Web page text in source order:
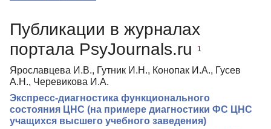
Публикации в журналах
портала PsyJournals.ru
1
Ярославцева И.В., Гутник И.Н., Конопак И.А., Гусев
А.Н., Черевикова И.А.
Экспресс-диагностика функционального
состояния ЦНС (на примере диагностики ФС ЦНС
учащихся высшего учебного заведения)